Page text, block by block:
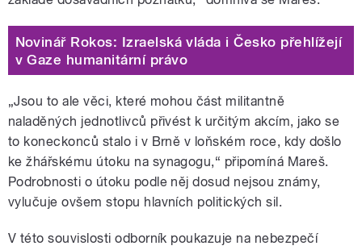
Novinář Rokos: Izraelská vláda i Česko přehlížejí
v Gaze humanitární právo
„Jsou to ale věci, které mohou část militantně
naladěných jednotlivců přivést k určitým akcím, jako se
to koneckonců stalo i v Brně v loňském roce, kdy došlo
ke žhářskému útoku na synagogu,“ připomíná Mareš.
Podrobnosti o útoku podle něj dosud nejsou známy,
vylučuje ovšem stopu hlavních politických sil.
V této souvislosti odborník poukazuje na nebezpečí